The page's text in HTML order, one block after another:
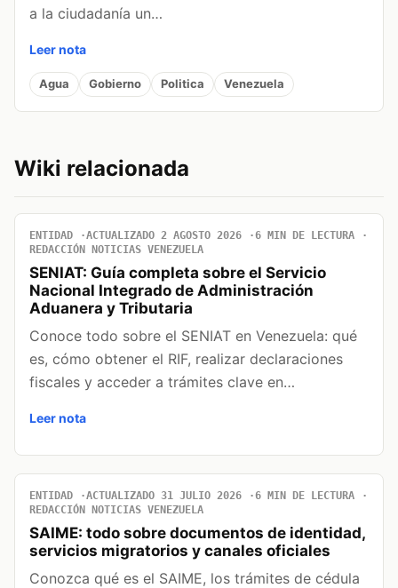
a la ciudadanía un…
Leer nota
Agua Gobierno Politica Venezuela
Wiki relacionada
ENTIDAD ACTUALIZADO 2 AGOSTO 2026
6 MIN DE LECTURA
REDACCIÓN NOTICIAS VENEZUELA
SENIAT: Guía completa sobre el Servicio
Nacional Integrado de Administración
Aduanera y Tributaria
Conoce todo sobre el SENIAT en Venezuela: qué
es, cómo obtener el RIF, realizar declaraciones
fiscales y acceder a trámites clave en…
Leer nota
ENTIDAD ACTUALIZADO 31 JULIO 2026
6 MIN DE LECTURA
REDACCIÓN NOTICIAS VENEZUELA
SAIME: todo sobre documentos de identidad,
servicios migratorios y canales oficiales
Conozca qué es el SAIME, los trámites de cédula